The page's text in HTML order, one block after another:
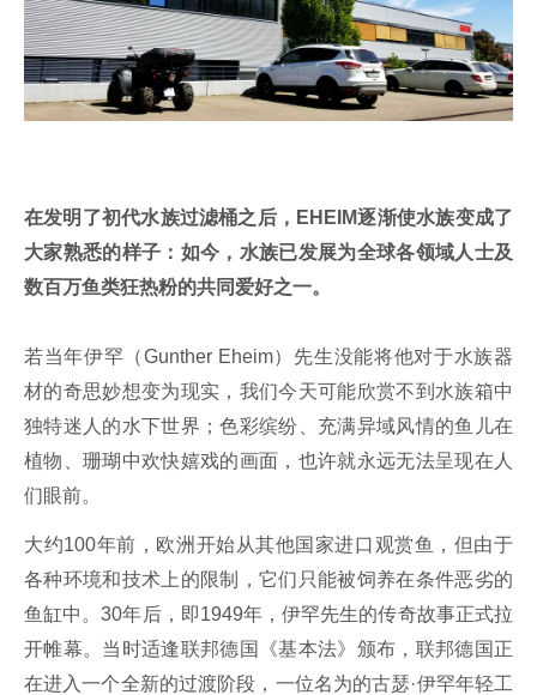
在发明了初代水族过滤桶之后，EHEIM逐渐使水族变成了
大家熟悉的样子：如今，水族已发展为全球各领域人士及
数百万鱼类狂热粉的共同爱好之一。
若当年伊罕（Gunther Eheim）先生没能将他对于水族器
材的奇思妙想变为现实，我们今天可能欣赏不到水族箱中
独特迷人的水下世界；色彩缤纷、充满异域风情的鱼儿在
植物、珊瑚中欢快嬉戏的画面，也许就永远无法呈现在人
们眼前。
大约100年前，欧洲开始从其他国家进口观赏鱼，但由于
各种环境和技术上的限制，它们只能被饲养在条件恶劣的
鱼缸中。30年后，即1949年，伊罕先生的传奇故事正式拉
开帷幕。当时适逢联邦德国《基本法》颁布，联邦德国正
在进入一个全新的过渡阶段，一位名为的古瑟·伊罕年轻工